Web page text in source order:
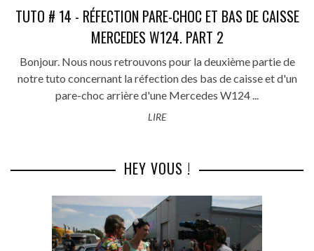
TUTO # 14 - RÉFECTION PARE-CHOC ET BAS DE CAISSE
MERCEDES W124. PART 2
Bonjour. Nous nous retrouvons pour la deuxième partie de
notre tuto concernant la réfection des bas de caisse et d'un
pare-choc arrière d'une Mercedes W124 ...
LIRE
HEY VOUS !